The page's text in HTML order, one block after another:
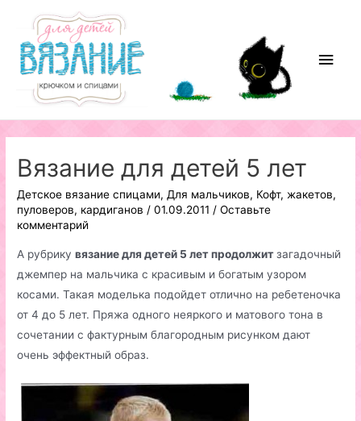
содержимому
Вязание для детей 5 лет
Детское вязание спицами,Для мальчиков, Кофт, жакетов,
пуловеров, кардиганов /01.09.2011 /Оставьте
комментарий
А рубрикувязание для детей 5 лет продолжитзагадочный
джемпер на мальчика с красивым и богатым узором
косами. Такая моделька подойдет отлично на ребетеночка
от 4 до 5 лет. Пряжа одного неяркого и матового тона в
сочетании с фактурным благородным рисунком дают
очень эффектный образ.